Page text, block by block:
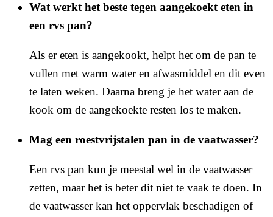
Wat werkt het beste tegen aangekoekt eten in
een rvs pan?
Als er eten is aangekookt, helpt het om de pan te
vullen met warm water en afwasmiddel en dit even
te laten weken. Daarna breng je het water aan de
kook om de aangekoekte resten los te maken.
Mag een roestvrijstalen pan in de vaatwasser?
Een rvs pan kun je meestal wel in de vaatwasser
zetten, maar het is beter dit niet te vaak te doen. In
de vaatwasser kan het oppervlak beschadigen of